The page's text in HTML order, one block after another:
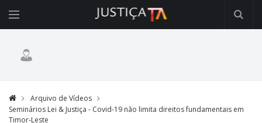
Arquivo de Vídeos
Seminários Lei & Justiça - Covid-19 não limita direitos fundamentais em
Timor-Leste